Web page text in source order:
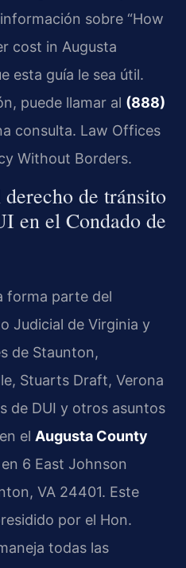
sobre “How
cost in Augusta
esta guía le sea útil.
puede llamar al (888)
consulta. Law Offices
Without Borders.
de tránsito
en el Condado de
forma parte del
Judicial de Virginia y
de Staunton,
Stuarts Draft, Verona
de DUI y otros asuntos
el Augusta County
6 East Johnson
VA 24401. Este
por el Hon.
todas las